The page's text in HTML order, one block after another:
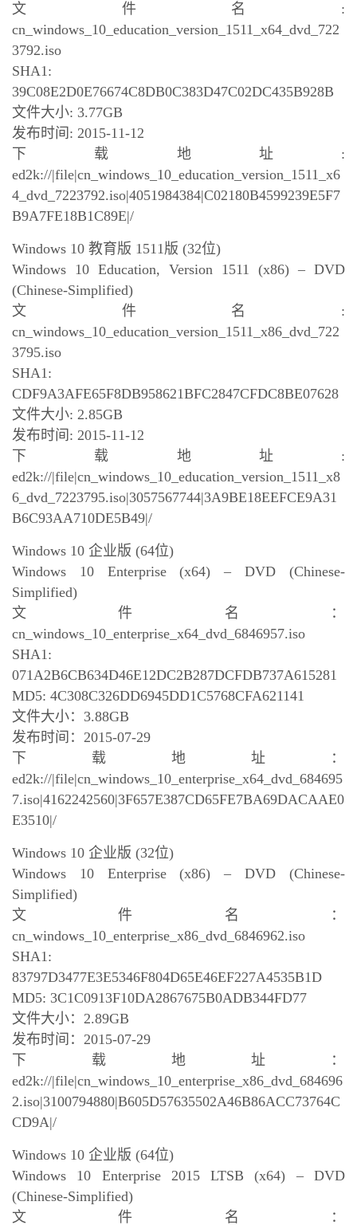
文件名:
cn_windows_10_education_version_1511_x64_dvd_722
3792.iso
SHA1:
39C08E2D0E76674C8DB0C383D47C02DC435B928B
文件大小: 3.77GB
发布时间: 2015-11-12
下载地址:
ed2k://|file|cn_windows_10_education_version_1511_x6
4_dvd_7223792.iso|4051984384|C02180B4599239E5F7
B9A7FE18B1C89E|/
Windows 10 教育版 1511版 (32位)
Windows 10 Education, Version 1511 (x86) – DVD
(Chinese-Simplified)
文件名:
cn_windows_10_education_version_1511_x86_dvd_722
3795.iso
SHA1:
CDF9A3AFE65F8DB958621BFC2847CFDC8BE07628
文件大小: 2.85GB
发布时间: 2015-11-12
下载地址:
ed2k://|file|cn_windows_10_education_version_1511_x8
6_dvd_7223795.iso|3057567744|3A9BE18EEFCE9A31
B6C93AA710DE5B49|/
Windows 10 企业版 (64位)
Windows 10 Enterprise (x64) – DVD (Chinese-
Simplified)
文件名：
cn_windows_10_enterprise_x64_dvd_6846957.iso
SHA1:
071A2B6CB634D46E12DC2B287DCFDB737A615281
MD5: 4C308C326DD6945DD1C5768CFA621141
文件大小：3.88GB
发布时间：2015-07-29
下载地址：
ed2k://|file|cn_windows_10_enterprise_x64_dvd_684695
7.iso|4162242560|3F657E387CD65FE7BA69DACAAE0
E3510|/
Windows 10 企业版 (32位)
Windows 10 Enterprise (x86) – DVD (Chinese-
Simplified)
文件名：
cn_windows_10_enterprise_x86_dvd_6846962.iso
SHA1:
83797D3477E3E5346F804D65E46EF227A4535B1D
MD5: 3C1C0913F10DA2867675B0ADB344FD77
文件大小：2.89GB
发布时间：2015-07-29
下载地址：
ed2k://|file|cn_windows_10_enterprise_x86_dvd_684696
2.iso|3100794880|B605D57635502A46B86ACC73764C
CD9A|/
Windows 10 企业版 (64位)
Windows 10 Enterprise 2015 LTSB (x64) – DVD
(Chinese-Simplified)
文件名：